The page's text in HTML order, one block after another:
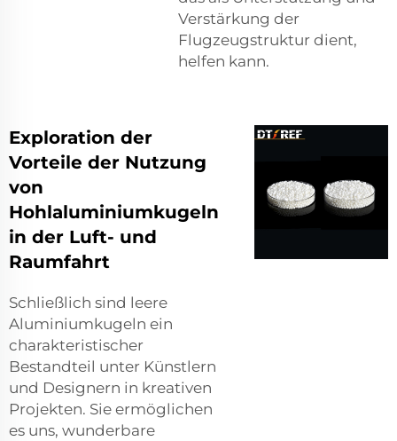
Verstärkung der
Flugzeugstruktur dient,
helfen kann.
Exploration der
Vorteile der Nutzung
von
Hohlaluminiumkugeln
in der Luft- und
Raumfahrt
Schließlich sind leere
Aluminiumkugeln ein
charakteristischer
Bestandteil unter Künstlern
und Designern in kreativen
Projekten. Sie ermöglichen
es uns, wunderbare